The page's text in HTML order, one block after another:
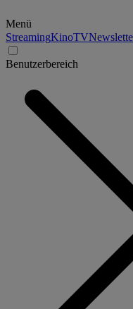
Menü
StreamingKinoTV
Benutzerbereich